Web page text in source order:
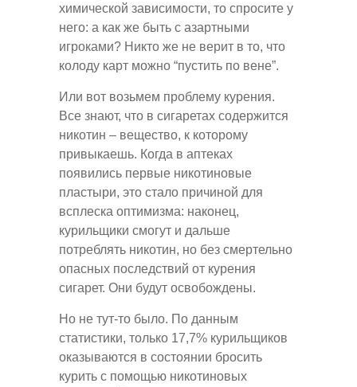
химической зависимости, то спросите у
него: а как же быть с азартными
игроками? Никто же не верит в то, что
колоду карт можно “пустить по вене”.
Или вот возьмем проблему курения.
Все знают, что в сигаретах содержится
никотин – вещество, к которому
привыкаешь. Когда в аптеках
появились первые никотиновые
пластыри, это стало причиной для
всплеска оптимизма: наконец,
курильщики смогут и дальше
потреблять никотин, но без смертельно
опасных последствий от курения
сигарет. Они будут освобождены.
Но не тут-то было. По данным
статистики, только 17,7% курильщиков
оказываются в состоянии бросить
курить с помощью никотиновых